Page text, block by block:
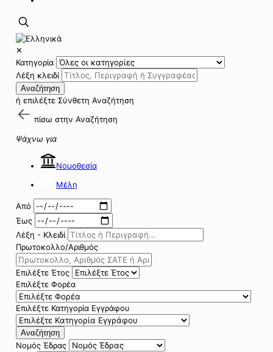
✕
Κατηγορία
Λέξη κλειδί
Αναζήτηση
ή επιλέξτε Σύνθετη Αναζήτηση
πίσω στην Αναζήτηση
Ψάχνω για
Νομοθεσία
Μέλη
Από
Έως
Λέξη - Κλειδί
Πρωτοκολλο/Αριθμός
Επιλέξτε Έτος
Επιλέξτε Φορέα
Επιλέξτε Κατηγορία Εγγράφου
Αναζήτηση
Νομός Έδρας